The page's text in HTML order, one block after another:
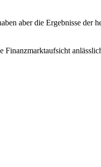
aber die Ergebnisse der